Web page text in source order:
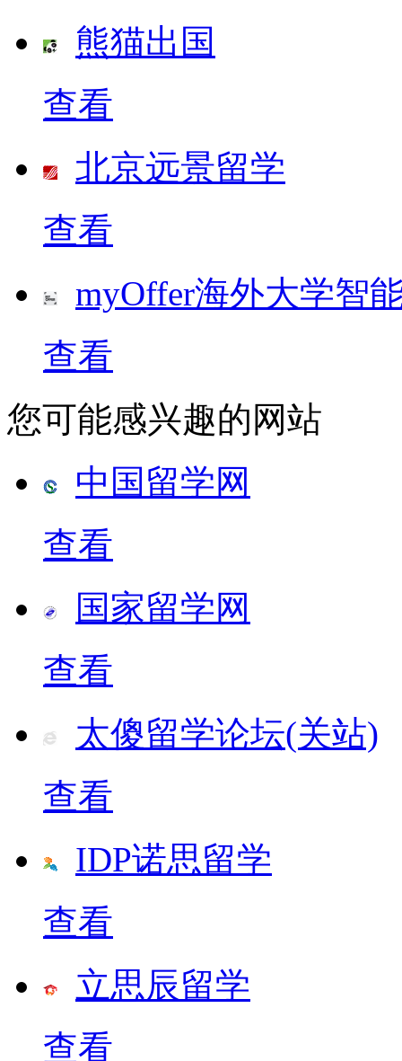
熊猫出国
查看
北京远景留学
查看
myOffer海外大学智
查看
您可能感兴趣的网站
中国留学网
查看
国家留学网
查看
太傻留学论坛(关站)
查看
IDP诺思留学
查看
立思辰留学
查看